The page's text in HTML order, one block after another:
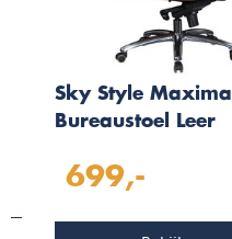
Sky Style Maxima
Bureaustoel Leer
699,-